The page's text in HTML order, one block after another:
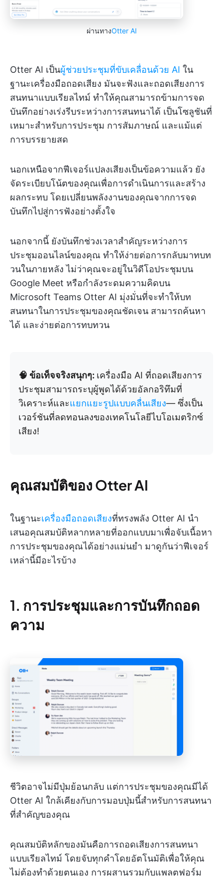
ผ่านทางOtter AI
Otter AI เป็นผู้ช่วยประชุมที่ขับเคลื่อนด้วย AI ใน
ฐานะเครื่องมือถอดเสียง มันจะฟังและถอดเสียงการ
สนทนาแบบเรียลไทม์ ทำให้คุณสามารถข้ามการจด
บันทึกอย่างเร่งรีบระหว่างการสนทนาได้ เป็นโซลูชันที่
เหมาะสำหรับการประชุม การสัมภาษณ์ และแม้แต่
การบรรยายสด
นอกเหนือจากฟีเจอร์แปลงเสียงเป็นข้อความแล้ว ยัง
จัดระเบียบโน้ตของคุณเพื่อการดำเนินการและสร้าง
ผลกระทบ โดยเปลี่ยนพลังงานของคุณจากการจด
บันทึกไปสู่การฟังอย่างตั้งใจ
นอกจากนี้ ยังบันทึกช่วงเวลาสำคัญระหว่างการ
ประชุมออนไลน์ของคุณ ทำให้ง่ายต่อการกลับมาทบท
วนในภายหลัง ไม่ว่าคุณจะอยู่ในวิดีโอประชุมบน
Google Meet หรือกำลังระดมความคิดบน
Microsoft Teams Otter AI มุ่งมั่นที่จะทำให้บท
สนทนาในการประชุมของคุณชัดเจน สามารถค้นหา
ได้ และง่ายต่อการทบทวน
🧠 ข้อเท็จจริงสนุกๆ: เครื่องมือ AI ที่ถอดเสียงการ
ประชุมสามารถระบุผู้พูดได้ด้วยอัลกอริทึมที่
วิเคราะห์และแยกแยะรูปแบบคลื่นเสียง— ซึ่งเป็น
เวอร์ชันที่ลดทอนลงของเทคโนโลยีไบโอเมตริกซ์
เสียง!
คุณสมบัติของ Otter AI
ในฐานะเครื่องมือถอดเสียงที่ทรงพลัง Otter AI นำ
เสนอคุณสมบัติหลากหลายที่ออกแบบมาเพื่อจับเนื้อหา
การประชุมของคุณได้อย่างแม่นยำ มาดูกันว่าฟีเจอร์
เหล่านี้มีอะไรบ้าง
1. การประชุมและการบันทึกถอด
ความ
ชีวิตอาจไม่มีปุ่มย้อนกลับ แต่การประชุมของคุณมีได้
Otter AI ใกล้เคียงกับการมอบปุ่มนี้สำหรับการสนทนา
ที่สำคัญของคุณ
คุณสมบัติหลักของมันคือการถอดเสียงการสนทนา
แบบเรียลไทม์ โดยจับทุกคำโดยอัตโนมัติเพื่อให้คุณ
ไม่ต้องทำด้วยตนเอง การผสานรวมกับแพลตฟอร์ม